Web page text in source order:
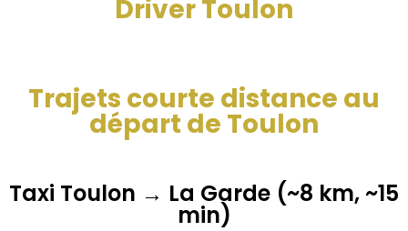
Driver Toulon
Trajets courte distance au
départ de Toulon
Taxi Toulon → La Garde (~8 km, ~15
min)